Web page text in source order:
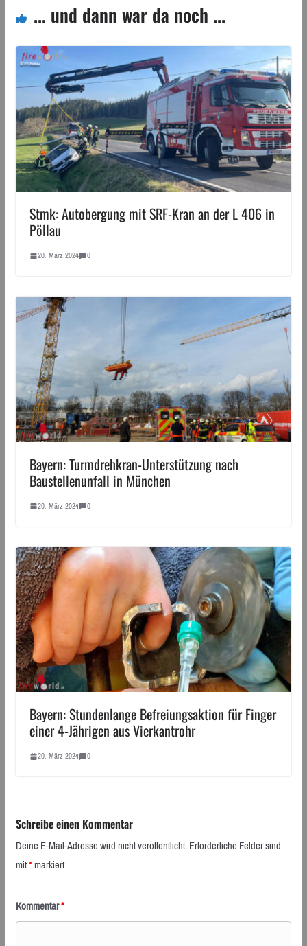
... und dann war da noch ...
Stmk: Autobergung mit SRF-Kran an der L 406 in
Pöllau
20. März 2024 0
Bayern: Turmdrehkran-Unterstützung nach
Baustellenunfall in München
20. März 2024 0
Bayern: Stundenlange Befreiungsaktion für Finger
einer 4-Jährigen aus Vierkantrohr
20. März 2024 0
Schreibe einen Kommentar
Deine E-Mail-Adresse wird nicht veröffentlicht.Erforderliche Felder sind
mit*markiert
Kommentar*